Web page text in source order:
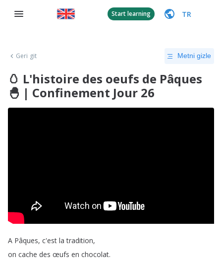
Start learning TR
Geri git Metni gizle
🥚 L'histoire des oeufs de Pâques
🐣 | Confinement Jour 26
A Pâques, c'est la tradition,
on cache des œufs en chocolat.